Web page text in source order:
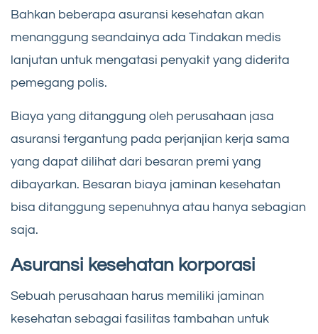
Bahkan beberapa asuransi kesehatan akan
menanggung seandainya ada Tindakan medis
lanjutan untuk mengatasi penyakit yang diderita
pemegang polis.
Biaya yang ditanggung oleh perusahaan jasa
asuransi tergantung pada perjanjian kerja sama
yang dapat dilihat dari besaran premi yang
dibayarkan. Besaran biaya jaminan kesehatan
bisa ditanggung sepenuhnya atau hanya sebagian
saja.
Asuransi kesehatan korporasi
Sebuah perusahaan harus memiliki jaminan
kesehatan sebagai fasilitas tambahan untuk